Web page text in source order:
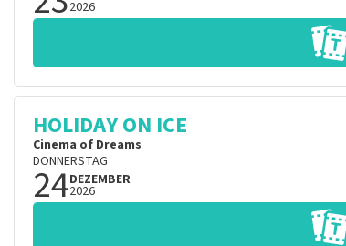
2026
HOLIDAY ON ICE
Cinema of Dreams
DONNERSTAG
24DEZEMBER
2026